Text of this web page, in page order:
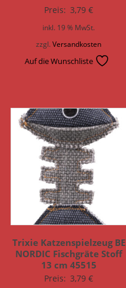
Preis: 3,79€
inkl. 19 % MwSt.
zzgl.Versandkosten
Auf die Wunschliste
Trixie Katzenspielzeug BE
NORDIC Fischgräte Stoff
13 cm 45515
Preis: 3,79€